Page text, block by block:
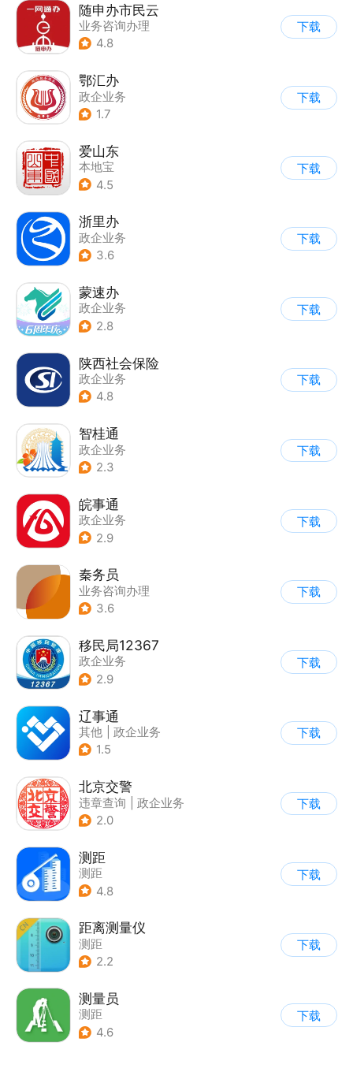
随申办市民云
业务咨询办理
4.8
下载
鄂汇办
政企业务
1.7
下载
爱山东
本地宝
4.5
下载
浙里办
政企业务
3.6
下载
蒙速办
政企业务
2.8
下载
陕西社会保险
政企业务
4.8
下载
智桂通
政企业务
2.3
下载
皖事通
政企业务
2.9
下载
秦务员
业务咨询办理
3.6
下载
移民局12367
政企业务
2.9
下载
辽事通
其他
政企业务
1.5
下载
北京交警
违章查询
政企业务
2.0
下载
测距
测距
4.8
下载
距离测量仪
测距
2.2
下载
测量员
测距
4.6
下载